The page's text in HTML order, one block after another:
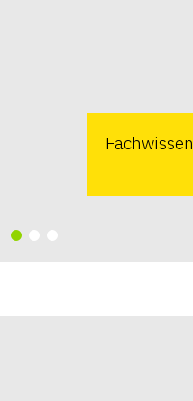
Fachwissen